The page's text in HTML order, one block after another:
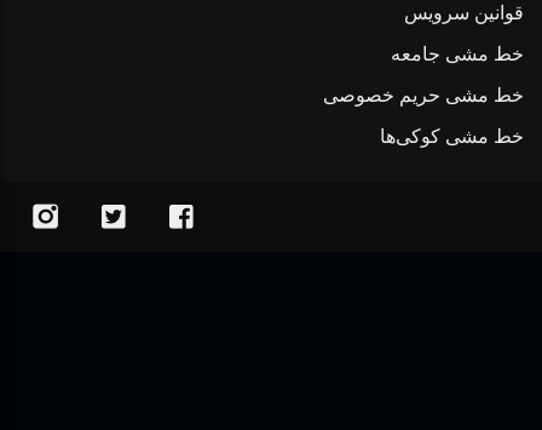
قوانین سرویس
خط مشی جامعه
خط مشی حریم خصوصی
خط مشی کوکی‌ها